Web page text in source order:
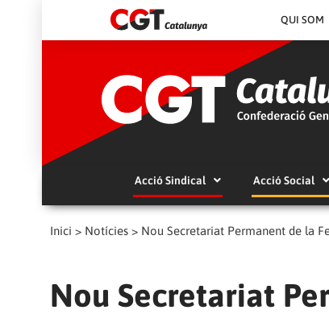
QUI SOM
Acció Sindical Acció Social
Inici > Notícies > Nou Secretariat Permanent de la
Nou Secretariat